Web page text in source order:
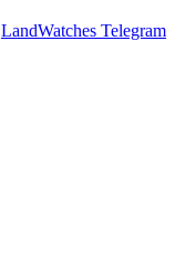
LandWatches Telegram